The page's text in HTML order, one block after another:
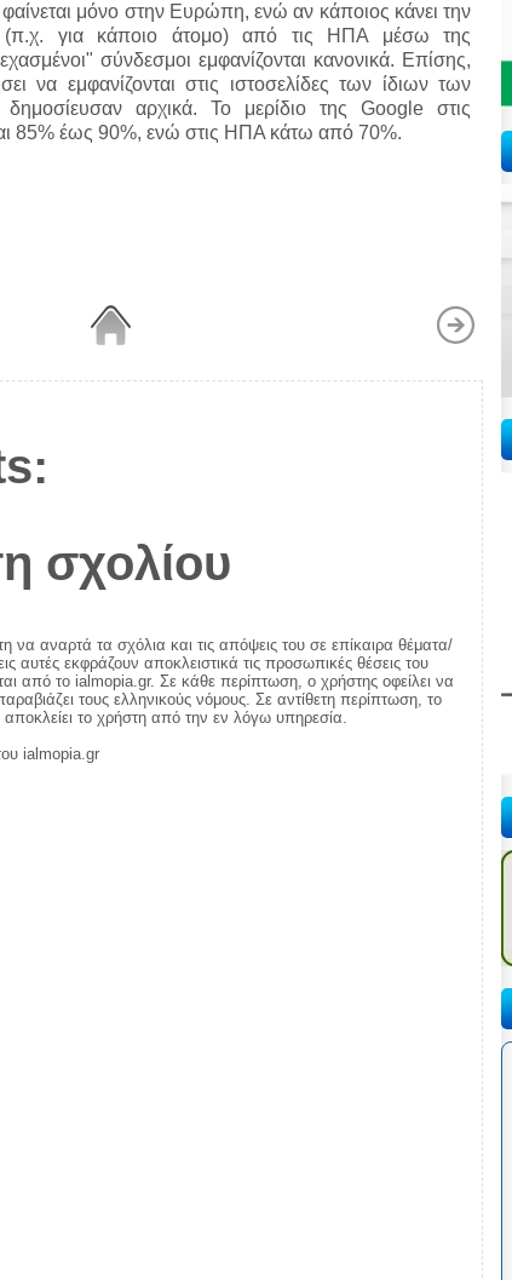
μόνο στην Ευρώπη, ενώ αν κάποιος κάνει την
(π.χ. για κάποιο άτομο) από τις ΗΠΑ μέσω της
σύνδεσμοι εμφανίζονται κανονικά. Επίσης,
να εμφανίζονται στις ιστοσελίδες των ίδιων των
αρχικά. Το μερίδιο της Google στις
85% έως 90%, ενώ στις ΗΠΑ κάτω από 70%.
σχολίου
να αναρτά τα σχόλια και τις απόψεις του σε επίκαιρα θέματα/
αυτές εκφράζουν αποκλειστικά τις προσωπικές θέσεις του
από το ialmopia.gr. Σε κάθε περίπτωση, ο χρήστης οφείλει να
τους ελληνικούς νόμους. Σε αντίθετη περίπτωση, το
αποκλείει το χρήστη από την εν λόγω υπηρεσία.
ialmopia.gr